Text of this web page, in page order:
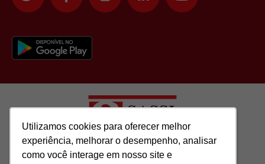
Utilizamos cookies para oferecer melhor
experiência, melhorar o desempenho, analisar
como você interage em nosso site e
Utilizamos cookies para oferecer melhor
experiência, melhorar o desempenho, analisar
como você interage em nosso site e